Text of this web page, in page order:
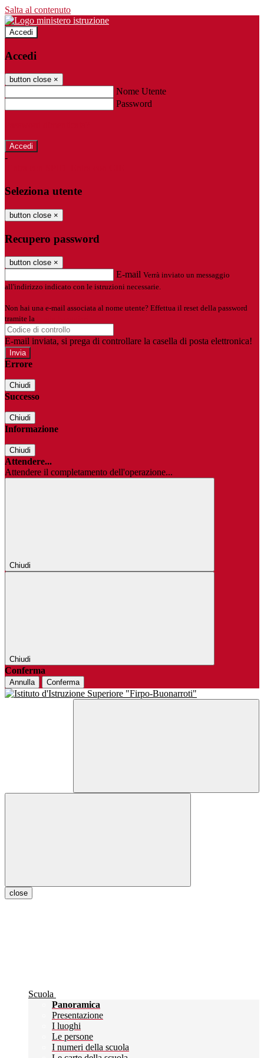
Salta al contenuto
Accedi
Accedi
button close ×
Nome Utente
Password
-
Seleziona utente
button close ×
Recupero password
button close ×
E-mail Verrà inviato un messaggio
all'indirizzo indicato con le istruzioni necessarie.
Non hai una e-mail associata al nome utente? Effettua il reset della password
tramite la
E-mail inviata, si prega di controllare la casella di posta elettronica!
Errore
Chiudi
Successo
Chiudi
Informazione
Chiudi
Attendere...
Attendere il completamento dell'operazione...
Chiudi
Chiudi
Conferma
Annulla Conferma
close
Scuola
Panoramica
Presentazione
I luoghi
Le persone
I numeri della scuola